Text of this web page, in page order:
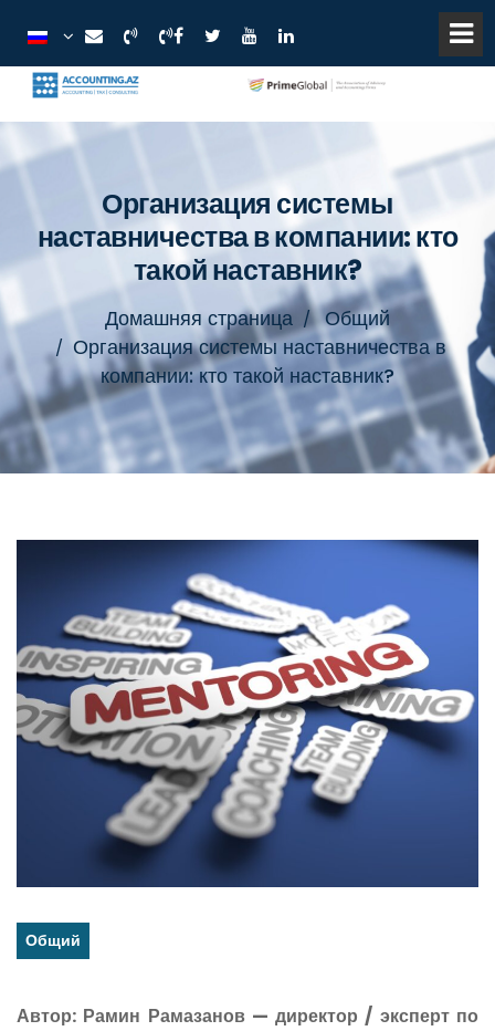
Организация системы
наставничества в компании: кто
такой наставник?
Домашняя страница
Общий
Организация системы наставничества в
компании: кто такой наставник?
Общий
Автор: Рамин Рамазанов — директор / эксперт по